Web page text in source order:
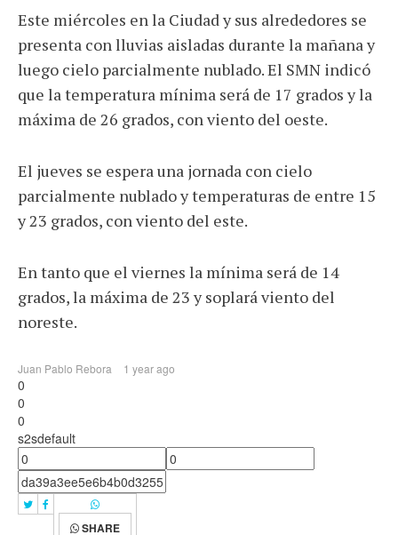
Este miércoles en la Ciudad y sus alrededores se
presenta con lluvias aisladas durante la mañana y
luego cielo parcialmente nublado. El SMN indicó
que la temperatura mínima será de 17 grados y la
máxima de 26 grados, con viento del oeste.
El jueves se espera una jornada con cielo
parcialmente nublado y temperaturas de entre 15
y 23 grados, con viento del este.
En tanto que el viernes la mínima será de 14
grados, la máxima de 23 y soplará viento del
noreste.
Juan Pablo Rebora 1 year ago
0
0
0
s2sdefault
SHARE